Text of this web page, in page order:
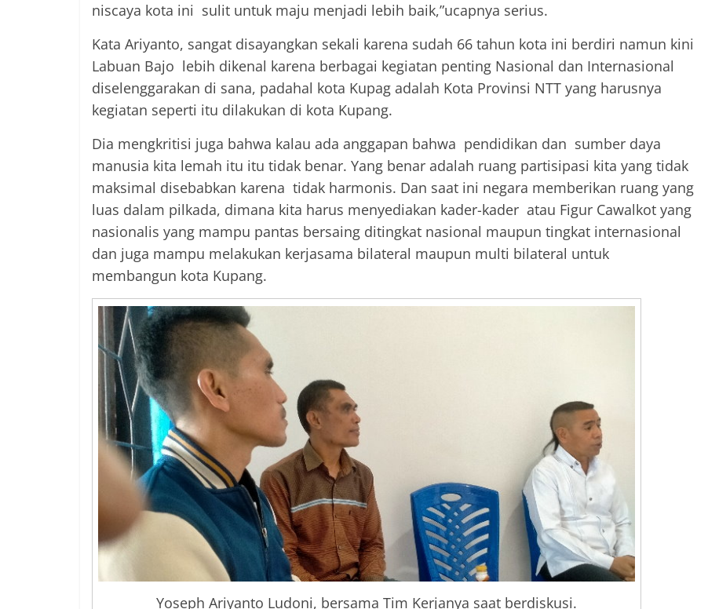
niscaya kota ini sulit untuk maju menjadi lebih baik,”ucapnya serius.
Kata Ariyanto, sangat disayangkan sekali karena sudah 66 tahun kota ini berdiri namun kini
Labuan Bajo lebih dikenal karena berbagai kegiatan penting Nasional dan Internasional
diselenggarakan di sana, padahal kota Kupag adalah Kota Provinsi NTT yang harusnya
kegiatan seperti itu dilakukan di kota Kupang.
Dia mengkritisi juga bahwa kalau ada anggapan bahwa pendidikan dan sumber daya
manusia kita lemah itu itu tidak benar. Yang benar adalah ruang partisipasi kita yang tidak
maksimal disebabkan karena tidak harmonis. Dan saat ini negara memberikan ruang yang
luas dalam pilkada, dimana kita harus menyediakan kader-kader atau Figur Cawalkot yang
nasionalis yang mampu pantas bersaing ditingkat nasional maupun tingkat internasional
dan juga mampu melakukan kerjasama bilateral maupun multi bilateral untuk
membangun kota Kupang.
Yoseph Ariyanto Ludoni, bersama Tim Kerjanya saat berdiskusi.